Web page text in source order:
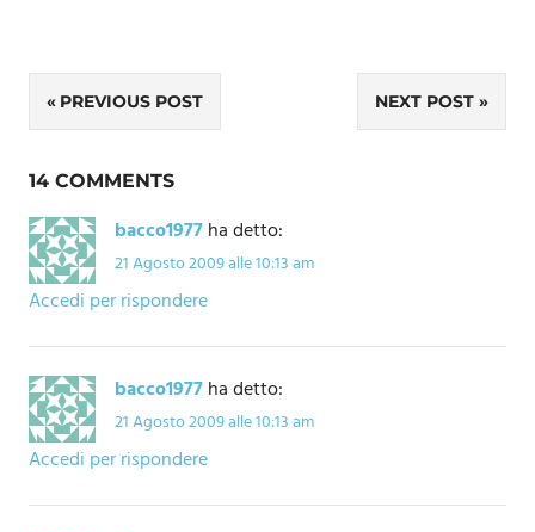
Navigazione
articoli
PREVIOUS POST NEXT POST
14 COMMENTS
bacco1977ha detto:
21 Agosto 2009 alle 10:13 am
Accedi per rispondere
bacco1977ha detto:
21 Agosto 2009 alle 10:13 am
Accedi per rispondere